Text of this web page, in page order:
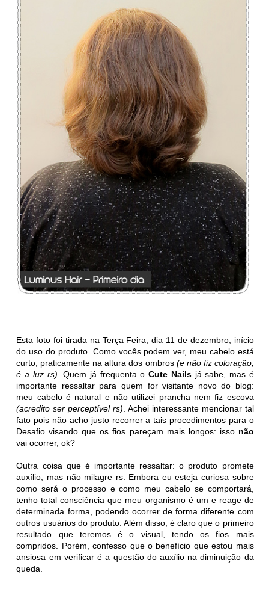
Esta foto foi tirada na Terça Feira, dia 11 de dezembro, início
do uso do produto. Como vocês podem ver, meu cabelo está
curto, praticamente na altura dos ombros (e não fiz coloração,
é a luz rs). Quem já frequenta oCute Nailsjá sabe, mas é
importante ressaltar para quem for visitante novo do blog:
meu cabelo é natural e não utilizei prancha nem fiz escova
(acredito ser perceptível rs). Achei interessante mencionar tal
fato pois não acho justo recorrer a tais procedimentos para o
Desafio visando que os fios pareçam mais longos: isso não
vai ocorrer, ok?
Outra coisa que é importante ressaltar: o produto promete
auxílio, mas não milagre rs. Embora eu esteja curiosa sobre
como será o processo e como meu cabelo se comportará,
tenho total consciência que meu organismo é um e reage de
determinada forma, podendo ocorrer de forma diferente com
outros usuários do produto. Além disso, é claro que o primeiro
resultado que teremos é o visual, tendo os fios mais
compridos. Porém, confesso que o benefício que estou mais
ansiosa em verificar é a questão do auxílio na diminuição da
queda.